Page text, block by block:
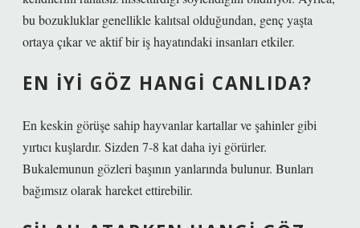
bu bozukluklar genellikle kalıtsal olduğundan, genç yaşta
ortaya çıkar ve aktif bir iş hayatındaki insanları etkiler.
EN IYI GÖZ HANGI CANLIDA?
En keskin görüşe sahip hayvanlar kartallar ve şahinler gibi
yırtıcı kuşlardır. Sizden 7-8 kat daha iyi görürler.
Bukalemunun gözleri başının yanlarında bulunur. Bunları
bağımsız olarak hareket ettirebilir.